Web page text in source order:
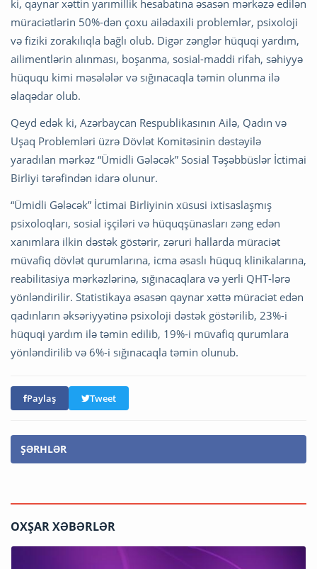
ki, qaynar xəttin yarımillik hesabatına əsasən mərkəzə edilən
müraciətlərin 50%-dən çoxu ailədaxili problemlər, psixoloji
və fiziki zorakılıqla bağlı olub. Digər zənglər hüquqi yardım,
ailimentlərin alınması, boşanma, sosial-maddi rifah, səhiyyə
hüququ kimi məsələlər və sığınacaqla təmin olunma ilə
əlaqədar olub.
Qeyd edək ki, Azərbaycan Respublikasının Ailə, Qadın və
Uşaq Problemləri üzrə Dövlət Komitəsinin dəstəyilə
yaradılan mərkəz “Ümidli Gələcək” Sosial Təşəbbüslər İctimai
Birliyi tərəfindən idarə olunur.
“Ümidli Gələcək” İctimai Birliyinin xüsusi ixtisaslaşmış
psixoloqları, sosial işçiləri və hüquqşünasları zəng edən
xanımlara ilkin dəstək göstərir, zəruri hallarda müraciət
müvafiq dövlət qurumlarına, icma əsaslı hüquq klinikalarına,
reabilitasiya mərkəzlərinə, sığınacaqlara və yerli QHT-lərə
yönləndirilir. Statistikaya əsasən qaynar xəttə müraciət edən
qadınların əksəriyyətinə psixoloji dəstək göstərilib, 23%-i
hüquqi yardım ilə təmin edilib, 19%-i müvafiq qurumlara
yönləndirilib və 6%-i sığınacaqla təmin olunub.
Paylaş Tweet
ŞƏRHLƏR
OXŞAR XƏBƏRLƏR